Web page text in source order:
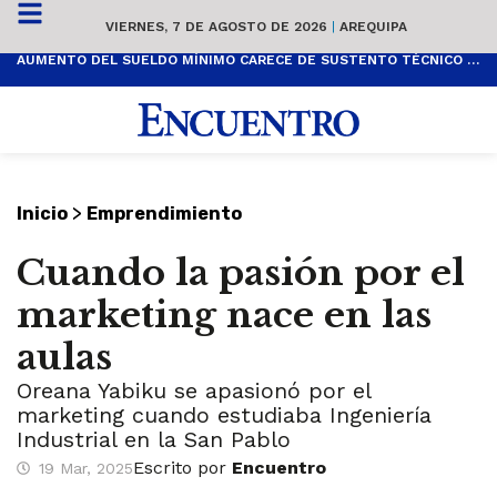
VIERNES, 7 DE AGOSTO DE 2026 | AREQUIPA
AUMENTO DEL SUELDO MÍNIMO CARECE DE SUSTENTO TÉCNICO Y ES POPULISTA
Inicio > Emprendimiento
Cuando la pasión por el
marketing nace en las
aulas
Oreana Yabiku se apasionó por el
marketing cuando estudiaba Ingeniería
Industrial en la San Pablo
19 Mar, 2025Escrito por Encuentro